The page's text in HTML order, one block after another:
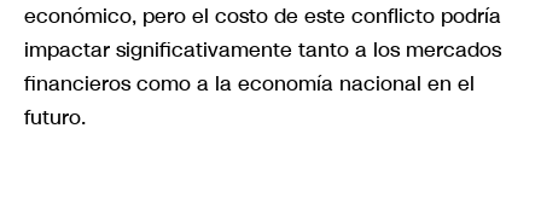
económico, pero el costo de este conflicto podría
impactar significativamente tanto a los mercados
financieros como a la economía nacional en el
futuro.